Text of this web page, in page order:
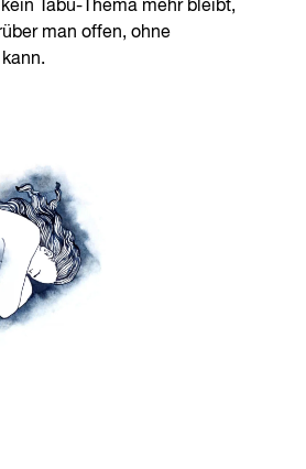
Tabu-Thema mehr bleibt,
man offen, ohne